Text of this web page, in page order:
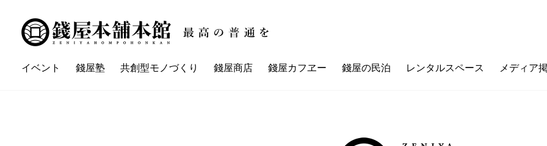
イベント 錢屋塾 共創型モノづくり 錢屋商店 錢屋カフヱー 錢屋の民泊 レンタルスペース メディア